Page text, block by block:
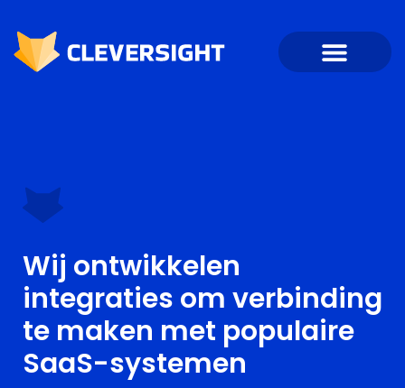
Wij ontwikkelen
integraties om verbinding
te maken met populaire
SaaS-systemen